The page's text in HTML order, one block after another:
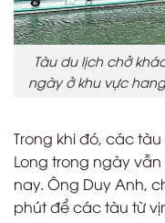
Tàu du lịch chở
ngày ở khu vực
Trong khi đó, các
Long trong ngày
nay. Ông Duy Anh,
phút để các tàu từ